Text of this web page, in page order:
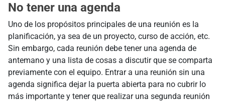
No tener una agenda
Uno de los propósitos principales de una reunión es la
planificación, ya sea de un proyecto, curso de acción, etc.
Sin embargo, cada reunión debe tener una agenda de
antemano y una lista de cosas a discutir que se comparta
previamente con el equipo. Entrar a una reunión sin una
agenda significa dejar la puerta abierta para no cubrir lo
más importante y tener que realizar una segunda reunión